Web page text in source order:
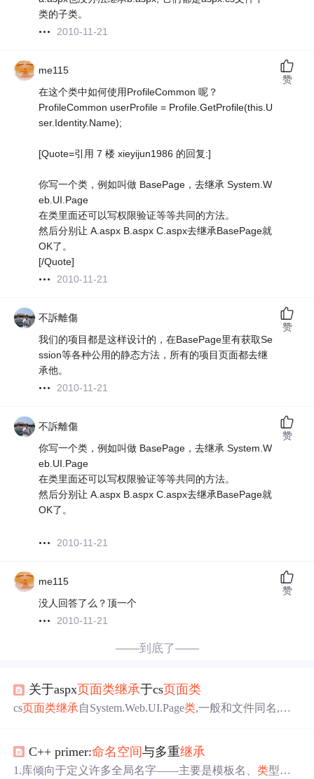
类的子类。
2010-11-21
me115
在这个类中如何使用ProfileCommon 呢？
ProfileCommon userProfile = Profile.GetProfile(this.U
ser.Identity.Name);
[Quote=引用 7 楼 xieyijun1986 的回复:]
你写一个类，例如叫做 BasePage，去继承 System.W
eb.UI.Page
在类里面还可以写权限验证等等共同的方法。
然后分别让 A.aspx B.aspx C.aspx去继承BasePage就
OK了。
[/Quote]
2010-11-21
赞
不訴離傷
我们的项目都是这样设计的，在BasePage里有获取Se
ssion等各种公用的静态方法，所有的项目页面都去继
承他。
2010-11-21
赞
不訴離傷
你写一个类，例如叫做 BasePage，去继承 System.W
eb.UI.Page
在类里面还可以写权限验证等等共同的方法。
然后分别让 A.aspx B.aspx C.aspx去继承BasePage就
OK了。
2010-11-21
赞
me115
没人回答了么？顶一个
2010-11-21
赞
——到底了——
关于aspx页面类继承于cs页面类
cs页面类继承自System.Web.UI.Page类,一般和文件同名,如
在cs文件里有一部分以外,在designer.cs文件还有另一部分
(声明控件)。我们来谈谈其派生
---aspx页面类(从&lt;%@P
C++ primer:命名空间与多重继承
1.库倾向于定义许多全局名字——主要是模板名、类型名